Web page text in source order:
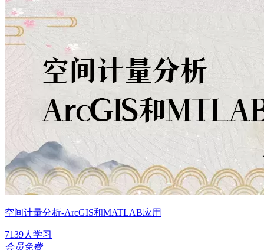
空间计量分析-ArcGIS和MATLAB应用
7139人学习
会员免费